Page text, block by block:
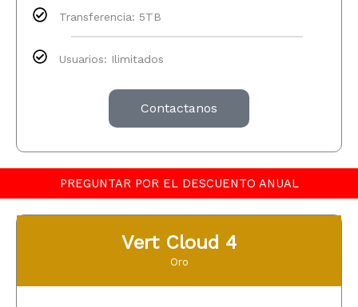
Transferencia: 5TB​​
Usuarios: Ilimitados​
Contactanos
PREGUNTAR POR EL DESCUENTO ANUAL
Vert Cloud 4
Oro